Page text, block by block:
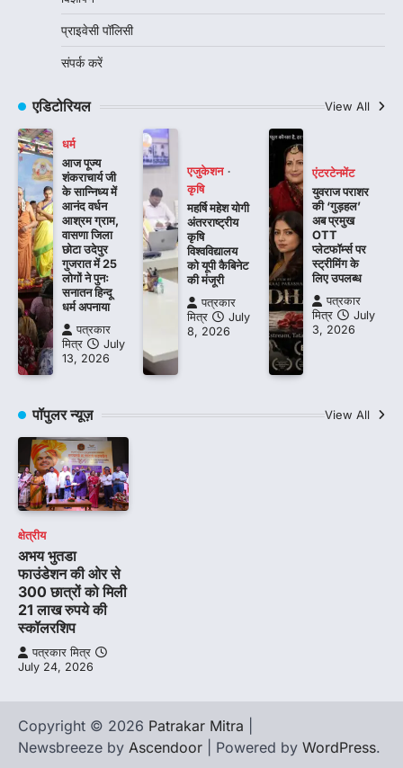
प्राइवेसी पॉलिसी
संपर्क करें
एडिटोरियल View All
धर्म
आज पूज्य
शंकराचार्य जी
के सान्निध्य में
आनंद वर्धन
आश्रम ग्राम,
वासणा जिला
छोटा उदेपुर
गुजरात में 25
लोगों ने पुनः
सनातन हिन्दू
धर्म अपनाया
पत्रकार
मित्र
July
13, 2026
एजुकेशन
कृषि
महर्षि महेश योगी
अंतरराष्ट्रीय
कृषि
विश्वविद्यालय
को यूपी कैबिनेट
की मंजूरी
पत्रकार
मित्र
July
8, 2026
एंटरटेनमेंट
युवराज पराशर
की ‘गुड़हल’
अब प्रमुख
OTT
प्लेटफॉर्म्स पर
स्ट्रीमिंग के
लिए उपलब्ध
पत्रकार
मित्र
July
3, 2026
पॉपुलर न्यूज़ View All
क्षेत्रीय
अभय भुतडा
फाउंडेशन की ओर से
300 छात्रों को मिली
21 लाख रुपये की
स्कॉलरशिप
पत्रकार मित्र
July 24, 2026
Copyright © 2026 Patrakar Mitra
Newsbreeze by Ascendoor | Powered by WordPress.